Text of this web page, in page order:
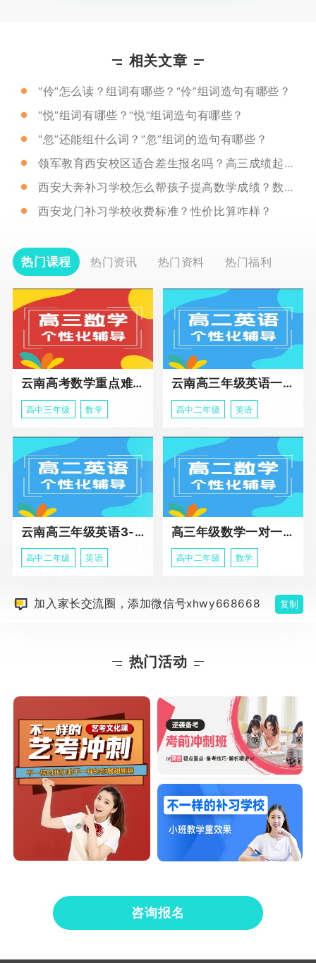
相关文章
“伶”怎么读？组词有哪些？“伶”组词造句有哪些？
“悦”组词有哪些？“悦”组词造句有哪些？
“忽”还能组什么词？“忽”组词的造句有哪些？
领军教育西安校区适合差生报名吗？高三成绩起伏大怎么解决？
西安大奔补习学校怎么帮孩子提高数学成绩？数学知识点分享！
西安龙门补习学校收费标准？性价比算咋样？
热门课程 热门资讯 热门资料 热门福利
云南高考数学重点难点冲刺班
高中三年级 数学
云南高三年级英语一对一个性化辅导基础课程
高中二年级 英语
云南高三年级英语3-5人班组化辅导强化
高中二年级 英语
高三年级数学一对一高阶辅导冲刺课程
高中二年级 数学
加入家长交流圈，添加微信号xhwy668668 复制
热门活动
咨询报名